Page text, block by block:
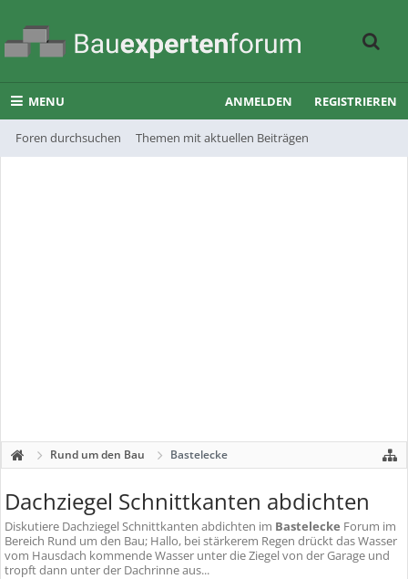
MENU
Foren durchsuchen Themen mit aktuellen Beiträgen
ANMELDEN REGISTRIEREN
Rund um den Bau Bastelecke
Dachziegel Schnittkanten abdichten
Diskutiere Dachziegel Schnittkanten abdichten im Bastelecke Forum im
Bereich Rund um den Bau; Hallo, bei stärkerem Regen drückt das Wasser
vom Hausdach kommende Wasser unter die Ziegel von der Garage und
tropft dann unter der Dachrinne aus...